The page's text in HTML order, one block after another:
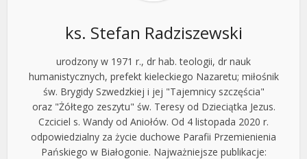
ks. Stefan Radziszewski
urodzony w 1971 r., dr hab. teologii, dr nauk
humanistycznych, prefekt kieleckiego Nazaretu; miłośnik
św. Brygidy Szwedzkiej i jej "Tajemnicy szczęścia"
oraz "Żółtego zeszytu" św. Teresy od Dzieciątka Jezus.
Czciciel s. Wandy od Aniołów. Od 4 listopada 2020 r.
odpowiedzialny za życie duchowe Parafii Przemienienia
Pańskiego w Białogonie. Najważniejsze publikacje: